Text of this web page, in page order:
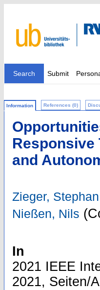
Search Submit
Information References (0)
Responsive
and
Zieger, Stephan
Nießen, Nils
In
2021 IEEE
2021, Seiten/